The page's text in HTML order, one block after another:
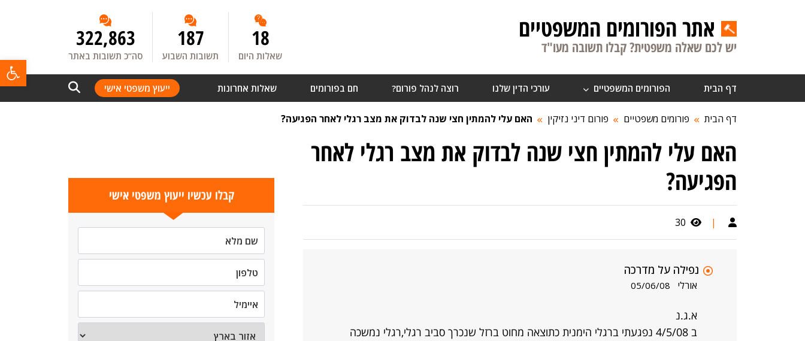
אתר הפורומים המשפטיים
יש לכם שאלה משפטית? קבלו תשובה מעו"ד 18
שאלות היום
187
תשובות השבוע
322,863
סה”כ תשובות באתר
דף הבית הפורומים המשפטיים עורכי הדין שלנו רוצה לנהל פורום? חם בפורומים שאלות אחרונות ייעוץ משפטי אישי
דף הבית פורומים משפטיים פורום דיני נזיקין האם עלי להמתין חצי שנה לבדוק את מצב רגלי לאחר הפגיעה?
האם עלי להמתין חצי שנה לבדוק את מצב רגלי לאחר
הפגיעה?
|
30
נפילה על מדרכה
אורלי 05/06/08
א.ג.נ
ב 4/5/08 נפגעתי ברגלי הימנית כתוצאה מחוט ברזל שנכרך סביב רגלי,רגלי נמשכה
קבלו עכשיו ייעוץ משפטי אישי